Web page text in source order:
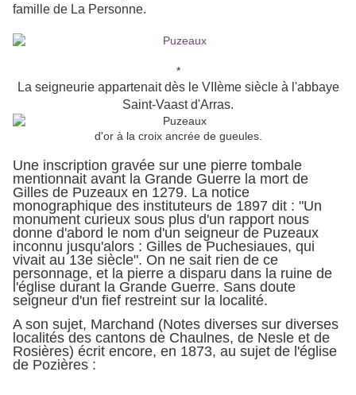
famille de La Personne.
*
La seigneurie appartenait dès le VIIème siècle à l'abbaye
Saint-Vaast d'Arras.
d'or à la croix ancrée de gueules.
Une inscription gravée sur une pierre tombale
mentionnait avant la Grande Guerre la mort de
Gilles de Puzeaux en 1279. La notice
monographique des instituteurs de 1897 dit : "Un
monument curieux sous plus d'un rapport nous
donne d'abord le nom d'un seigneur de Puzeaux
inconnu jusqu'alors : Gilles de Puchesiaues, qui
vivait au 13e siècle". On ne sait rien de ce
personnage, et la pierre a disparu dans la ruine de
l'église durant la Grande Guerre. Sans doute
seigneur d'un fief restreint sur la localité.
A son sujet, Marchand (Notes diverses sur diverses
localités des cantons de Chaulnes, de Nesle et de
Rosières) écrit encore, en 1873, au sujet de l'église
de Pozières :